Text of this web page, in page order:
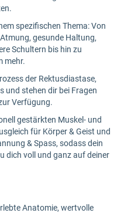
spezifischen Thema: Von
gesunde Haltung,
Schultern bis hin zu
mehr.
der Rektusdiastase,
und stehen dir bei Fragen
Verfügung.
gestärkten Muskel- und
für Körper & Geist und
& Spass, sodass dein
dich voll und ganz auf deiner
Anatomie, wertvolle